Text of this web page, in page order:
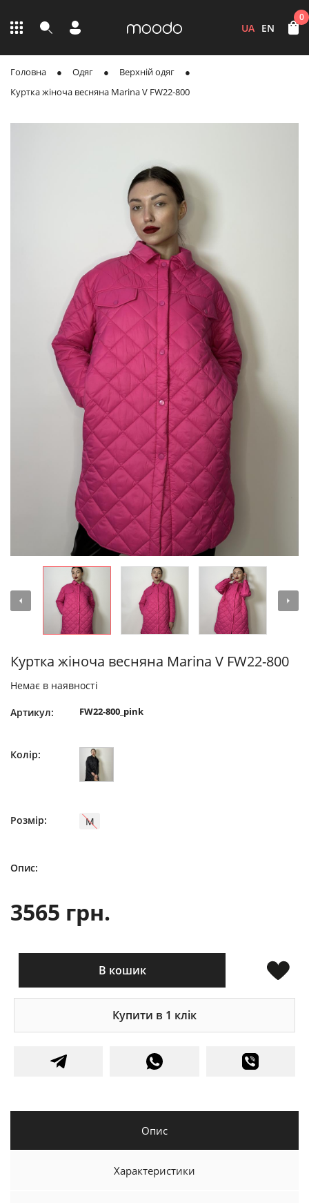
UA EN
0
Головна Одяг
Верхній одяг
Куртка жіноча весняна Marina V FW22-800
Куртка жіноча весняна Marina V FW22-800
Немає в наявності
Артикул: FW22-800_pink
Колір:
Розмір: M
Опис:
3565 грн.
В кошик
Купити в 1 клік
Опис
Характеристики